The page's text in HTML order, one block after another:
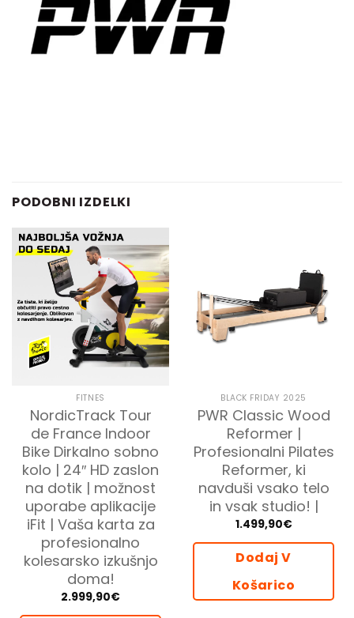
PODOBNI IZDELKI
FITNES
NordicTrack Tour
de France Indoor
Bike Dirkalno sobno
kolo | 24″ HD zaslon
na dotik | možnost
uporabe aplikacije
iFit | Vaša karta za
profesionalno
kolesarsko izkušnjo
doma!
2.999,90€
BLACK FRIDAY 2025
PWR Classic Wood
Reformer |
Profesionalni Pilates
Reformer, ki
navduši vsako telo
in vsak studio! |
1.499,90€
Dodaj V
Košarico